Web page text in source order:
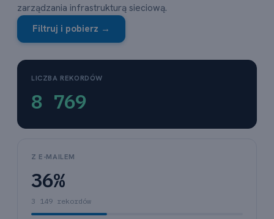
zarządzania infrastrukturą sieciową.
Filtruj i pobierz →
LICZBA REKORDÓW
8 769
Z E-MAILEM
36%
3 149 rekordów